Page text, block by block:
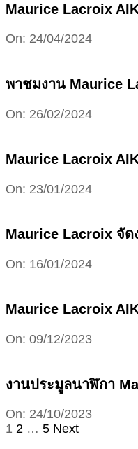
Maurice Lacroix
2024-
On: 24/04/2024
พาชมงาน Maurice
2024-
On: 26/02/2024
Maurice Lacroix
2024-
On: 23/01/2024
Maurice Lacroix จัด
2024-
On: 16/01/2024
Maurice Lacroix
2023-
On: 09/12/2023
งานประมูลนาฬิกา
2023-
10-
On: 24/10/2023
Posts
1 2 … 5 Next